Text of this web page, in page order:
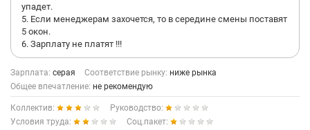
упадет.
5. Если менеджерам захочется, то в середине смены поставят
5 окон.
6. Зарплату не платят !!!
Зарплата: серая Соответствие рынку: ниже рынка
Общее впечатление: не рекомендую
Коллектив:
Руководство:
Условия труда:
Соц.пакет: